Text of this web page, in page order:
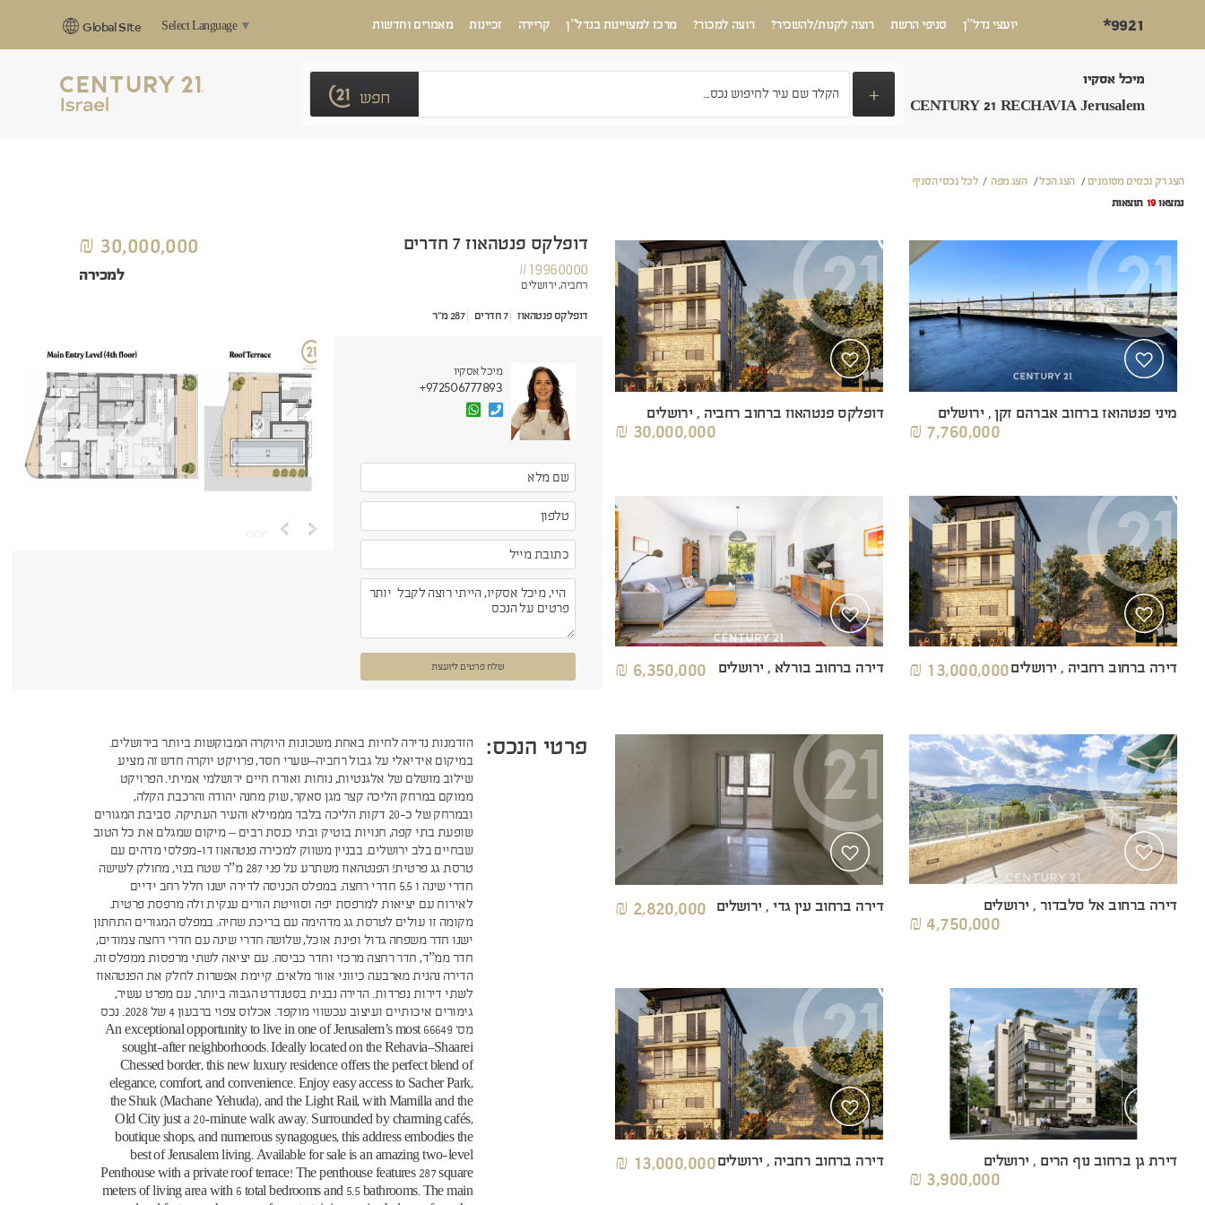
*9921 יועצי נדל”ן סניפי הרשת רוצה לקנות/להשכיר? רוצה למכור? מרכז למצויינות בנדל”ן קריירה זכיינות מאמרים וחדשות Select Language ▼
Global Site
+ חפש
מיכל אסקיו
CENTURY 21 RECHAVIA Jerusalem
הצג רק נכסים מסומנים /הצג הכל/הצג מפה /לכל נכסי הסניף
נמצאו19 תוצאות
דופלקס פנטהאוז ברחוב רחביה , ירושלים
30,000,000 ₪
מיני פנטהואז ברחוב אברהם זקן , ירושלים
7,760,000 ₪
דירה ברחוב בורלא , ירושלים 6,350,000 ₪ דירה ברחוב רחביה , ירושלים13,000,000 ₪
דירה ברחוב עין גדי , ירושלים 2,820,000 ₪ דירה ברחוב אל סלבדור , ירושלים
4,750,000 ₪
דירה ברחוב רחביה , ירושלים13,000,000 ₪ דירת גן ברחוב נוף הרים , ירושלים
3,900,000 ₪
דופלקס פנטהאוז 7 חדרים
#19960000
רחביה, ירושלים
דופלקס פנטהאוז 7 חדרים 287 מ"ר
30,000,000 ₪
למכירה
מיכל אסקיו
+972506777893
שלח פרטים ליועצת
פרטי הנכס:
הזדמנות נדירה לחיות באחת משכונות היוקרה המבוקשות ביותר בירושלים.
במיקום אידיאלי על גבול רחביה–שערי חסד, פרויקט יוקרה חדש זה מציע
שילוב מושלם של אלגנטיות, נוחות ואורח חיים ירושלמי אמיתי. הפרויקט
ממוקם במרחק הליכה קצר מגן סאקר, שוק מחנה יהודה והרכבת הקלה,
ובמרחק של כ-20 דקות הליכה בלבד מממילא והעיר העתיקה. סביבת המגורים
שופעת בתי קפה, חנויות בוטיק ובתי כנסת רבים – מיקום שמגלם את כל הטוב
שבחיים בלב ירושלים. בבניין משווק למכירה פנטהאוז דו-מפלסי מדהים עם
טרסת גג פרטית! הפנטהאוז משתרע על פני 287 מ”ר שטח בנוי, מחולק לשישה
חדרי שינה ו 5.5 חדרי רחצה. במפלס הכניסה לדירה ישנו חלל רחב ידיים
לאירוח עם יציאות למרפסת יפה וסוויטת הורים ענקית ולה מרפסת פרטית.
מקומה זו עולים לטרסת גג מדהימה עם בריכת שחיה. במפלס המגורים התחתון
ישנו חדר משפחה גדול ופינת אוכל, שלושה חדרי שינה עם חדרי רחצה צמודים,
חדר ממ”ד, חדר רחצה מרכזי וחדר כביסה. עם יציאה לשתי מרפסות ממפלס זה.
הדירה נהנית מארבעה כיווני אוור מלאים. קיימת אפשרות לחלק את הפנטהאוז
לשתי דירות נפרדות. הדירה נבנית בסטנדרט הגבוה ביותר, עם מפרט עשיר,
גימורים איכותיים ועיצוב עכשווי מוקפד. אכלוס צפוי ברבעון 4 של 2028. נכס
מס' 66649 An exceptional opportunity to live in one of Jerusalem’s most
sought-after neighborhoods. Ideally located on the Rehavia–Shaarei
Chessed border, this new luxury residence offers the perfect blend of
elegance, comfort, and convenience. Enjoy easy access to Sacher Park,
the Shuk (Machane Yehuda), and the Light Rail, with Mamilla and the
Old City just a 20-minute walk away. Surrounded by charming cafés,
boutique shops, and numerous synagogues, this address embodies the
best of Jerusalem living. Available for sale is an amazing two-level
Penthouse with a private roof terrace! The penthouse features 287 square
meters of living area with 6 total bedrooms and 5.5 bathrooms. The main